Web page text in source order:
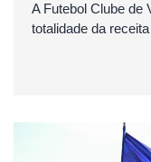
A Futebol Clube de
totalidade da